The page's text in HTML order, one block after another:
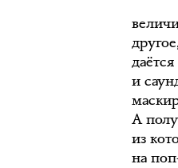
и
А
из
на